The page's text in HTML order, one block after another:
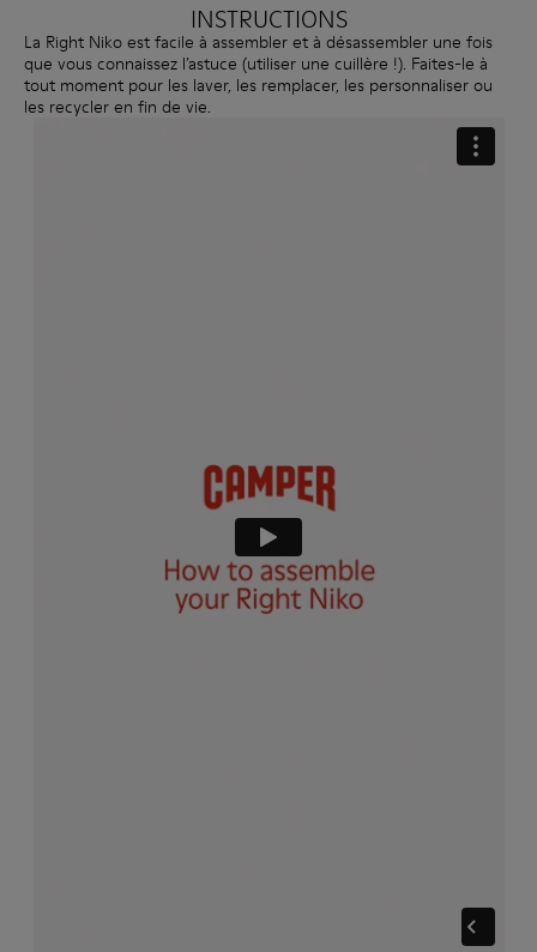
INSTRUCTIONS
La Right Niko est facile à assembler et à désassembler une fois
que vous connaissez l’astuce (utiliser une cuillère !). Faites-le à
tout moment pour les laver, les remplacer, les personnaliser ou
les recycler en fin de vie.